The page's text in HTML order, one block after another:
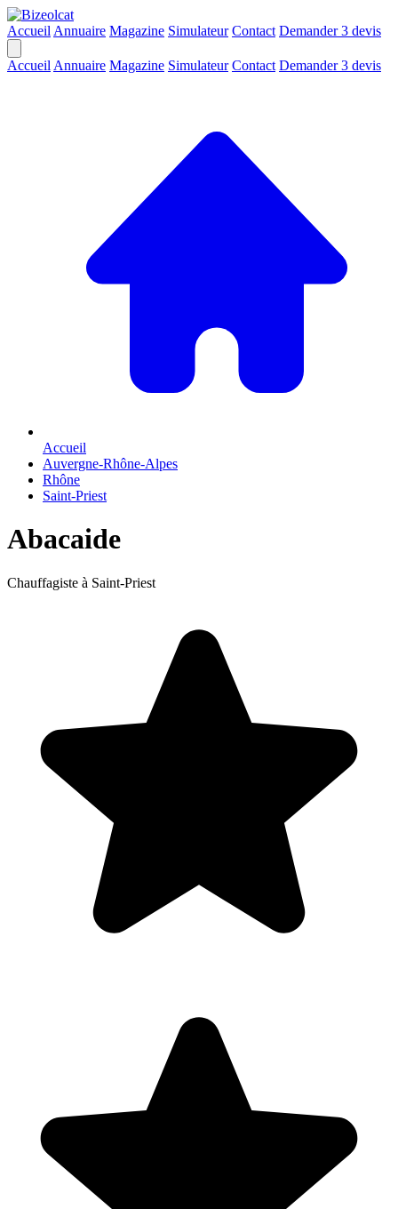
Accueil Annuaire Magazine Simulateur Contact Demander 3 devis
Accueil Annuaire Magazine Simulateur Contact Demander 3 devis
Accueil
Auvergne-Rhône-Alpes
Rhône
Saint-Priest
Abacaide
Chauffagiste à Saint-Priest